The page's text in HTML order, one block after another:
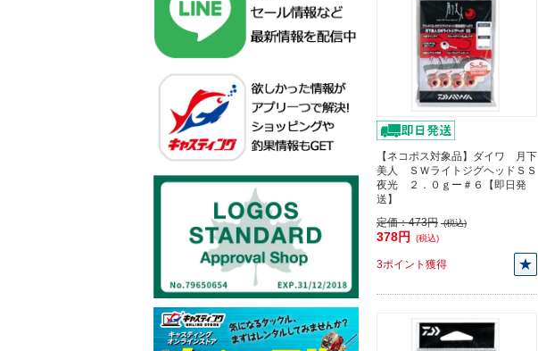
【ネコポス対象品】ダイワ 月下
美人 ＳＷライトジグヘッドＳＳ
夜光 ２．０ｇー＃６【即日発
送】
定価：473円 (税込)
378円 (税込)
3ポイント獲得